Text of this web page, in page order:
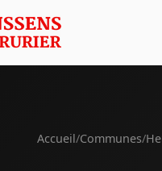
Accueil/Communes/